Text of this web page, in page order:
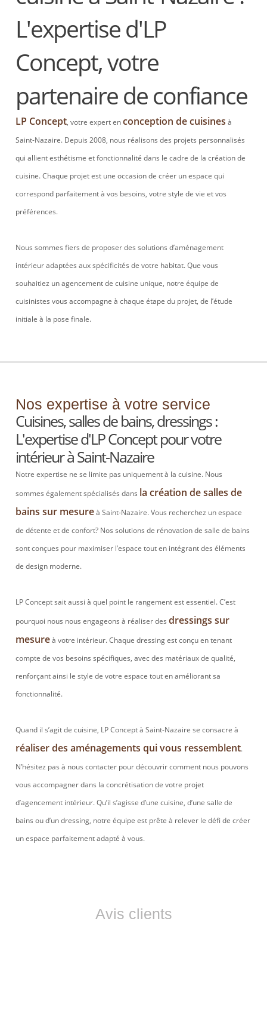
L'expertise d'LP
Concept, votre
partenaire de confiance
LP Concept, votre expert enconception de cuisines à
Saint-Nazaire. Depuis 2008, nous réalisons des projets personnalisés
qui allient esthétisme et fonctionnalité dans le cadre de la création de
cuisine. Chaque projet est une occasion de créer un espace qui
correspond parfaitement à vos besoins, votre style de vie et vos
préférences.
Nous sommes fiers de proposer des solutions d’aménagement
intérieur adaptées aux spécificités de votre habitat. Que vous
souhaitiez un agencement de cuisine unique, notre équipe de
cuisinistes vous accompagne à chaque étape du projet, de l’étude
initiale à la pose finale.
Nos expertise à votre service
Cuisines, salles de bains, dressings :
L'expertise d'LP Concept pour votre
intérieur à Saint-Nazaire
Notre expertise ne se limite pas uniquement à la cuisine. Nous
sommes également spécialisés dans la création de salles de
bains sur mesureà Saint-Nazaire. Vous recherchez un espace
de détente et de confort? Nos solutions de rénovation de salle de bains
sont conçues pour maximiser l’espace tout en intégrant des éléments
de design moderne.
LP Concept sait aussi à quel point le rangement est essentiel. C’est
pourquoi nous nous engageons à réaliser des dressings sur
mesureà votre intérieur. Chaque dressing est conçu en tenant
compte de vos besoins spécifiques, avec des matériaux de qualité,
renforçant ainsi le style de votre espace tout en améliorant sa
fonctionnalité.
Quand il s’agit de cuisine, LP Concept à Saint-Nazaire se consacre à
réaliser des aménagements qui vous ressemblent.
N’hésitez pas à nous contacter pour découvrir comment nous pouvons
vous accompagner dans la concrétisation de votre projet
d’agencement intérieur. Qu’il s’agisse d’une cuisine, d’une salle de
bains ou d’un dressing, notre équipe est prête à relever le défi de créer
un espace parfaitement adapté à vous.
Avis clients